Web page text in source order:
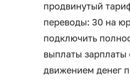
продвинутый
переводы: 30 на
подключить
выплаты
движением денег